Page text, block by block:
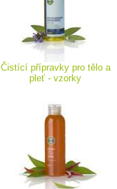
Čistící přípravky pro tělo a
pleť - vzorky